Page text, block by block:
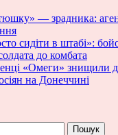
— зрадника:
сидіти в штабі»:
до комбата
«Омеги» знищили
на Донеччині
Пошук